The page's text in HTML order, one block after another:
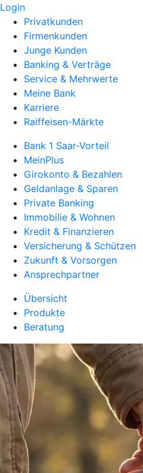
Login
Privatkunden
Firmenkunden
Junge Kunden
Banking & Verträge
Service & Mehrwerte
Meine Bank
Karriere
Raiffeisen-Märkte
Bank 1 Saar-Vorteil
MeinPlus
Girokonto & Bezahlen
Geldanlage & Sparen
Private Banking
Immobilie & Wohnen
Kredit & Finanzieren
Versicherung & Schützen
Zukunft & Vorsorgen
Ansprechpartner
Übersicht
Produkte
Beratung